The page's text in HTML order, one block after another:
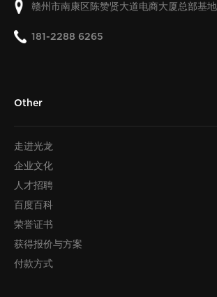
赣州市南康区陈赞贤大道电商大厦总部基地
181-2288 6265
Other
走进光龙
企业文化
人才招聘
百度百科
荣誉证书
获得报价与方案
付款方式